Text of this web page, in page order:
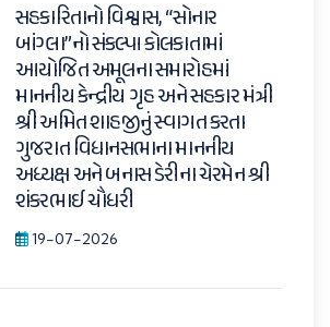
સહકારિતાનો વિશ્વાસ, “સોનાર
બાંગ્લા”નો સંકલ્પ। કોલકાતામાં
આયોજિત અમૂલના સમારોહમાં
માનનીય કેન્દ્રીય ગૃહ અને સહકાર મંત્રી
શ્રી અમિત શાહજીનું સ્વાગત કરતા
ગુજરાત વિધાનસભાના માનનીય
અધ્યક્ષ અને બનાસ ડેરીના ચેરમેન શ્રી
શંકરભાઈ ચૌધરી
19-07-2026